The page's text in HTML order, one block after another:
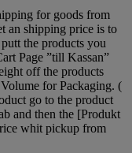
for goods from
an shipping price is to
the products you
Page ”till Kassan”
off the products
for Packaging. (
go to the product
and then the [Produkt
whit pickup from